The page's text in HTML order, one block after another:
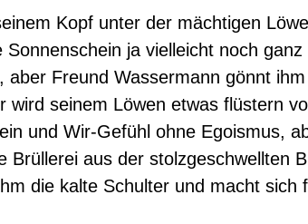
Kopf unter der mächtigen
ja vielleicht noch ganz
aber Freund Wassermann gönnt
wird seinem Löwen etwas flüstern
und Wir-Gefühl ohne Egoismus,
Brüllerei aus der stolzgeschwellten
die kalte Schulter und macht sich